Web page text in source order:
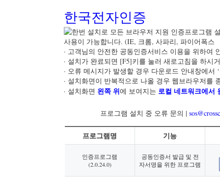
한국전자인증
· 고객님의 안전한 공동인증서비스 이용을 위하여
· 설치가 완료되면 [F5]키를 눌러 새로고침을 하시
· 오류 메시지가 발생할 경우 다운로드 안내창에서
· 설치화면이 반복적으로 나올 경우 웹브라우저를
· 설치화면 왼쪽 위에 보여지는 로컬 네트워크에서
프로그램 설치 중 오류 문의 |
프로그램명 기능
인증프로그램
(2.0.24.0)
공동인증서 발급 및 전
자서명을 위한 프로그램